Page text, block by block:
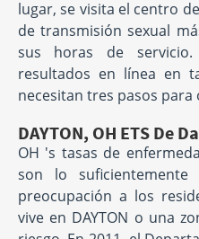
lugar, se visita el centro
de transmisión sexual
sus horas de
resultados en línea en
necesitan tres pasos
DAYTON, OH ETS De
OH 's tasas de
son lo
preocupación a los
vive en DAYTON o una